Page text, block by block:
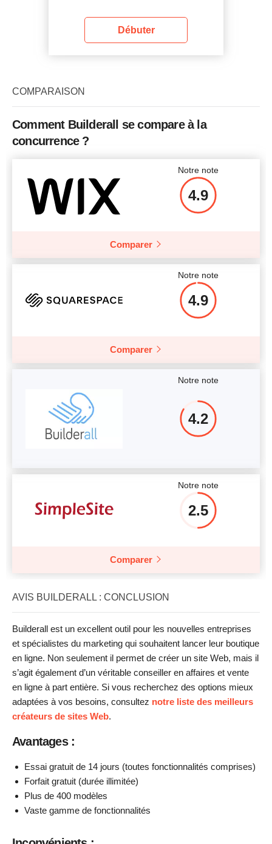
Débuter
COMPARAISON
Comment Builderall se compare à la
concurrence ?
Notre note
4.9
Comparer
Notre note
4.9
Comparer
Notre note
4.2
Notre note
2.5
Comparer
AVIS BUILDERALL : CONCLUSION
Builderall est un excellent outil pour les nouvelles entreprises
et spécialistes du marketing qui souhaitent lancer leur boutique
en ligne. Non seulement il permet de créer un site Web, mais il
s’agit également d’un véritable conseiller en affaires et vente
en ligne à part entière. Si vous recherchez des options mieux
adaptées à vos besoins, consultez notre liste des meilleurs
créateurs de sites Web.
Avantages :
Essai gratuit de 14 jours (toutes fonctionnalités comprises)
Forfait gratuit (durée illimitée)
Plus de 400 modèles
Vaste gamme de fonctionnalités